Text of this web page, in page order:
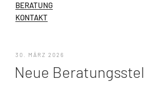
BERATUNG
KONTAKT
VERÖFFENTLICHT
30. MÄRZ 2026
Neue